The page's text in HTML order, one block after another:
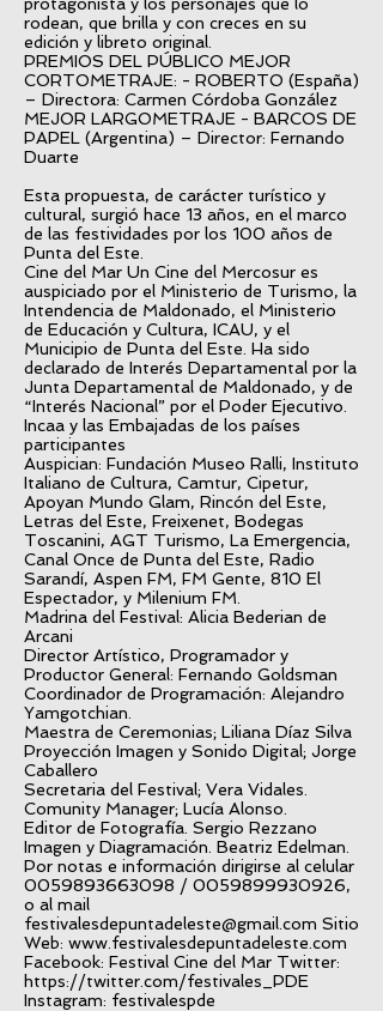
rodean, que brilla y con creces en su
edición y libreto original.
PREMIOS DEL PÚBLICO MEJOR
CORTOMETRAJE: - ROBERTO (España)
– Directora: Carmen Córdoba González
MEJOR LARGOMETRAJE - BARCOS DE
PAPEL (Argentina) – Director: Fernando
Duarte
Esta propuesta, de carácter turístico y
cultural, surgió hace 13 años, en el marco
de las festividades por los 100 años de
Punta del Este.
Cine del Mar Un Cine del Mercosur es
auspiciado por el Ministerio de Turismo, la
Intendencia de Maldonado, el Ministerio
de Educación y Cultura, ICAU, y el
Municipio de Punta del Este. Ha sido
declarado de Interés Departamental por la
Junta Departamental de Maldonado, y de
“Interés Nacional” por el Poder Ejecutivo.
Incaa y las Embajadas de los países
participantes
Auspician: Fundación Museo Ralli, Instituto
Italiano de Cultura, Camtur, Cipetur,
Apoyan Mundo Glam, Rincón del Este,
Letras del Este, Freixenet, Bodegas
Toscanini, AGT Turismo, La Emergencia,
Canal Once de Punta del Este, Radio
Sarandí, Aspen FM, FM Gente, 810 El
Espectador, y Milenium FM.
Madrina del Festival: Alicia Bederian de
Arcani
Director Artístico, Programador y
Productor General: Fernando Goldsman
Coordinador de Programación: Alejandro
Yamgotchian.
Maestra de Ceremonias; Liliana Díaz Silva
Proyección Imagen y Sonido Digital; Jorge
Caballero
Secretaria del Festival; Vera Vidales.
Comunity Manager; Lucía Alonso.
Editor de Fotografía. Sergio Rezzano
Imagen y Diagramación. Beatriz Edelman.
Por notas e información dirigirse al celular
0059893663098 / 0059899930926,
o al mail
festivalesdepuntadeleste@gmail.com Sitio
Web: www.festivalesdepuntadeleste.com
Facebook: Festival Cine del Mar Twitter:
https://twitter.com/festivales_PDE
Instagram: festivalespde